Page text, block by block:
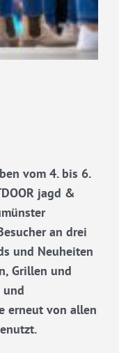
vom 4. bis 6.
jagd &
an drei
und Neuheiten
Grillen und
und
erneut von allen